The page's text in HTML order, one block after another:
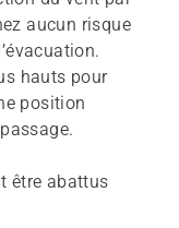
aucun risque
hauts pour
position
être abattus